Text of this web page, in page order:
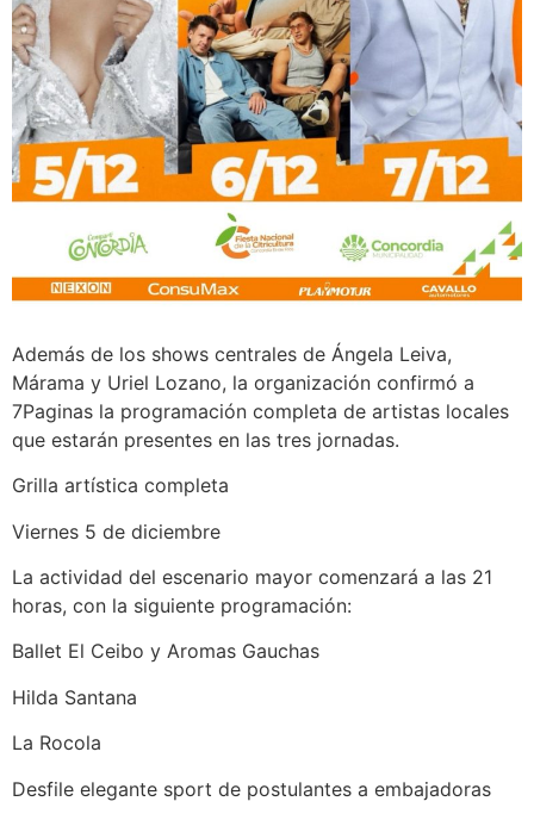
Además de los shows centrales de Ángela Leiva,
Márama y Uriel Lozano, la organización confirmó a
7Paginas la programación completa de artistas locales
que estarán presentes en las tres jornadas.
Grilla artística completa
Viernes 5 de diciembre
La actividad del escenario mayor comenzará a las 21
horas, con la siguiente programación:
Ballet El Ceibo y Aromas Gauchas
Hilda Santana
La Rocola
Desfile elegante sport de postulantes a embajadoras